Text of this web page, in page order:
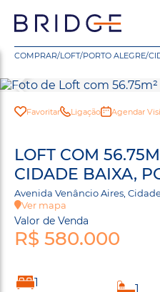
COMPRAR/LOFT/PORTO ALEGRE/
Favoritar Ligação Agendar
LOFT COM
CIDADE BAIXA,
Avenida Venâncio Aires,
Ver mapa
Valor de Venda
R$ 580.000
1 1